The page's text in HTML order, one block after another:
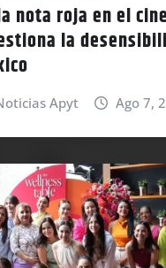
nota roja en el
la
Apyt Ago 7,